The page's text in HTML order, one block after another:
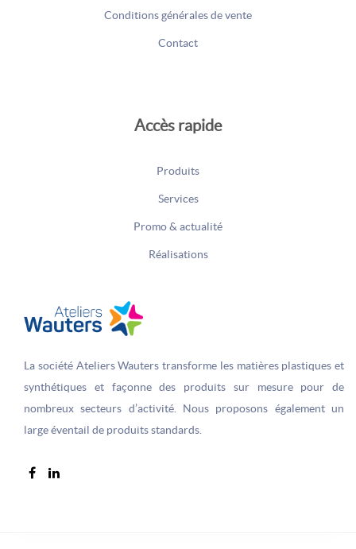
Conditions générales de vente
Contact
Accès rapide
Produits
Services
Promo & actualité
Réalisations
La société Ateliers Wauters transforme les matières plastiques et
synthétiques et façonne des produits sur­ mesure pour de
nombreux secteurs d’activité. Nous proposons également un
large éventail de produits standards.